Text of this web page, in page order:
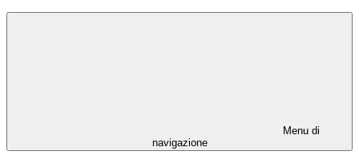
Menu di
navigazione